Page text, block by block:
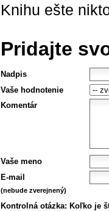
Knihu ešte
Pridajte
Nadpis
Vaše hodnotenie
Komentár
Vaše meno
E-mail
(nebude zverejnený)
Kontrolná otázka: Koľko je